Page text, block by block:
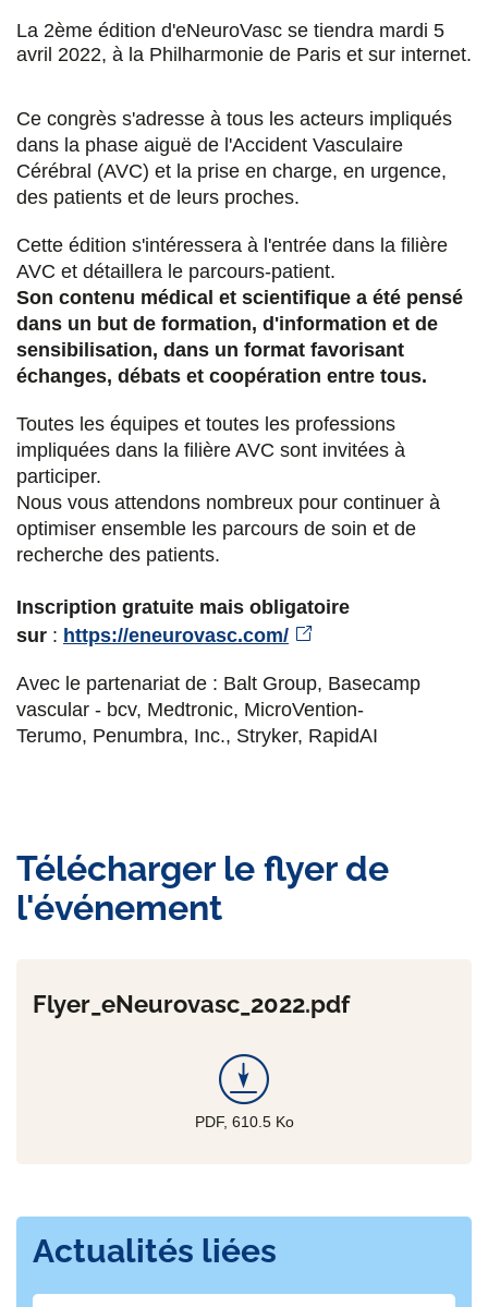
r
a
c
e
b
o
o
k
r
w
i
t
t
e
r
r
i
n
k
d
i
n
r
m
a
i
l
La 2ème édition d'eNeuroVasc se tiendra mardi 5
avril 2022, à la Philharmonie de Paris et sur internet.
Ce congrès s'adresse à tous les acteurs impliqués
dans la phase aiguë de l'Accident Vasculaire
Cérébral (AVC) et la prise en charge, en urgence,
des patients et de leurs proches.
Cette édition s'intéressera à l'entrée dans la filière
AVC et détaillera le parcours-patient.
Son contenu médical et scientifique a été pensé
dans un but de formation, d'information et de
sensibilisation, dans un format favorisant
échanges, débats et coopération entre tous.
Toutes les équipes et toutes les professions
impliquées dans la filière AVC sont invitées à
participer.
Nous vous attendons nombreux pour continuer à
optimiser ensemble les parcours de soin et de
recherche des patients.
Inscription gratuite mais obligatoire
sur : https://eneurovasc.com/
Avec le partenariat de : Balt Group, Basecamp
vascular - bcv, Medtronic, MicroVention-
Terumo, Penumbra, Inc., Stryker, RapidAI
Télécharger le flyer de
l'événement
Flyer_eNeurovasc_2022.pdf
PDF, 610.5Ko
Actualités liées